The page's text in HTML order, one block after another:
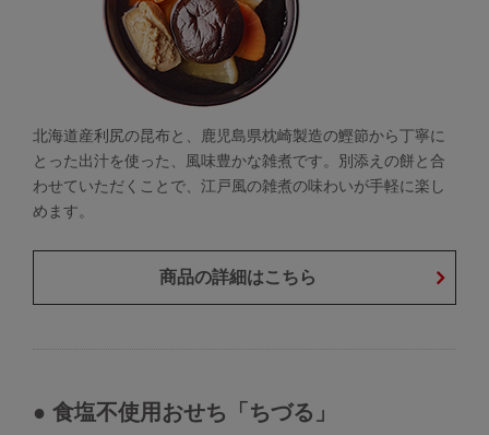
北海道産利尻の昆布と、鹿児島県枕崎製造の鰹節から丁寧に
とった出汁を使った、風味豊かな雑煮です。別添えの餅と合
わせていただくことで、江戸風の雑煮の味わいが手軽に楽し
めます。
商品の詳細はこちら
● 食塩不使用おせち「ちづる」